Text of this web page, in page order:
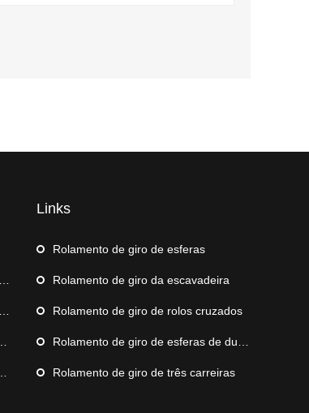
Links
Rolamento de giro de esferas
Rolamento de giro da escavadeira
Rolamento de giro de rolos cruzados
Rolamento de giro de esferas de duas carreiras
Rolamento de giro de três carreiras